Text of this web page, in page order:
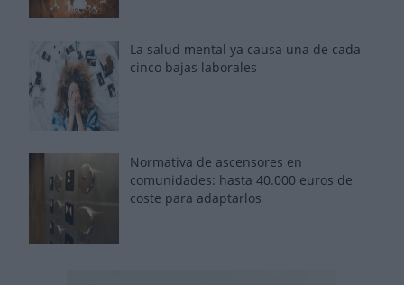
La salud mental ya causa una de cada
cinco bajas laborales
Normativa de ascensores en
comunidades: hasta 40.000 euros de
coste para adaptarlos